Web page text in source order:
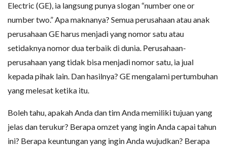
Electric (GE), ia langsung punya slogan “number one or
number two.” Apa maknanya? Semua perusahaan atau anak
perusahaan GE harus menjadi yang nomor satu atau
setidaknya nomor dua terbaik di dunia. Perusahaan-
perusahaan yang tidak bisa menjadi nomor satu, ia jual
kepada pihak lain. Dan hasilnya? GE mengalami pertumbuhan
yang melesat ketika itu.
Boleh tahu, apakah Anda dan tim Anda memiliki tujuan yang
jelas dan terukur? Berapa omzet yang ingin Anda capai tahun
ini? Berapa keuntungan yang ingin Anda wujudkan? Berapa